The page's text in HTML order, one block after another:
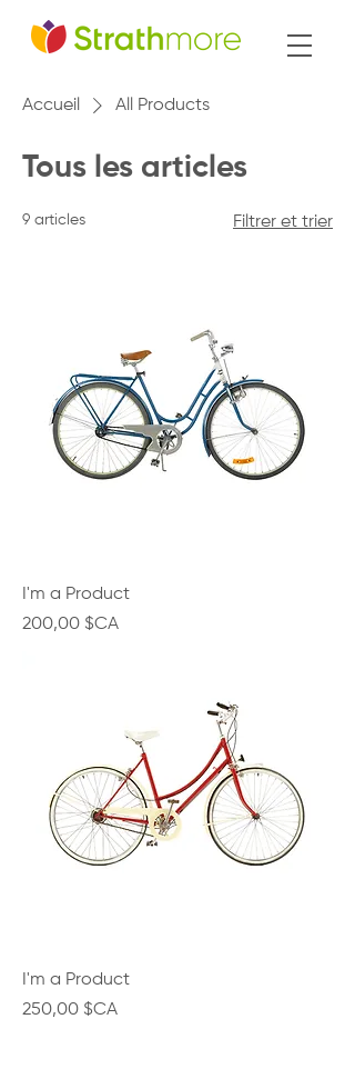
Accueil All Products
Tous les articles
9 articles Filtrer et trier
I'm a Product
Prix
200,00 $CA
I'm a Product
Prix
250,00 $CA